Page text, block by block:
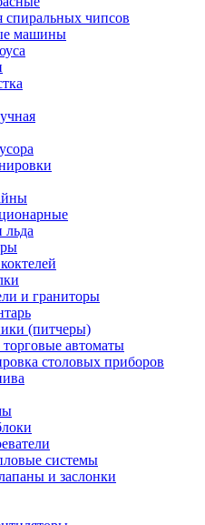
спиральных чипсов
машины
льда
и граниторы
(питчеры)
автоматы
столовых приборов
системы
и заслонки